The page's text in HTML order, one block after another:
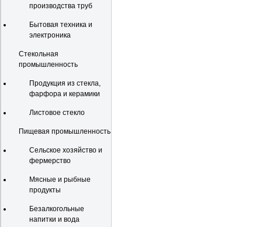
производства труб
Бытовая техника и
электроника
Стекольная
промышленность
Продукция из стекла,
фарфора и керамики
Листовое стекло
Пищевая промышленность
Сельское хозяйство и
фермерство
Мясные и рыбные
продукты
Безалкогольные
напитки и вода